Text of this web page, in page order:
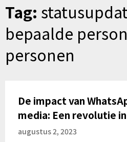
Tag:
bepaalde
personen
De impact van
media: Een revolutie
augustus 2, 2023